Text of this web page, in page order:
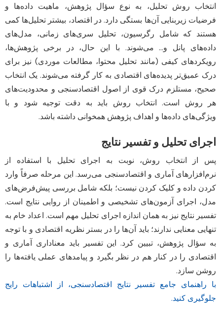
انتخاب روش تحلیل، به نوع سؤال پژوهش، ماهیت داده‌ها و
فرضیات زیربنایی آن‌ها بستگی دارد. در اقتصاد، بیشتر تحلیل‌ها کمی
هستند که شامل رگرسیون، تحلیل سری‌های زمانی، مدل‌های
داده‌های پانل و… می‌شوند. با این حال، در برخی پژوهش‌ها،
رویکردهای کیفی (مانند تحلیل محتوا، مطالعات موردی) نیز برای
درک عمیق‌تر پدیده‌های اقتصادی به کار گرفته می‌شوند. یک انتخاب
صحیح، مستلزم درک قوی از اصول اقتصادسنجی و محدودیت‌های
هر روش است. انتخاب روش باید به دقت توجیه شود و با
ویژگی‌های داده‌ها و اهداف پژوهش همخوانی داشته باشد.
اجرای تحلیل و تفسیر نتایج
پس از انتخاب روش، نوبت به اجرای تحلیل با استفاده از
نرم‌افزارهای آماری و اقتصادسنجی می‌رسد. این مرحله صرفاً وارد
کردن داده و کلیک کردن نیست؛ بلکه شامل بررسی پیش‌فرض‌های
مدل، اجرای آزمون‌های تشخیصی و اطمینان از روایی نتایج است.
تفسیر نتایج نیز به همان اندازه اجرای تحلیل مهم است. اعداد خام به
تنهایی معنایی ندارند؛ باید آن‌ها را در بستر نظریه اقتصادی و با توجه
به سؤال پژوهش، تبیین کرد. این تفسیر باید معناداری آماری و
اقتصادی را در کنار هم در نظر بگیرد و پیامدهای عملی یافته‌ها را
روشن سازد.
با راهنمای جامع تفسیر نتایج اقتصادسنجی، از اشتباهات رایج
جلوگیری کنید.